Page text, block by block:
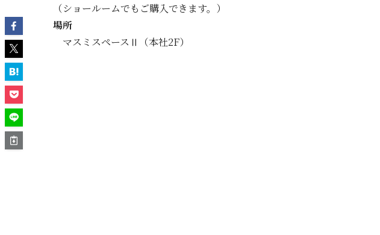
（ショールームでもご購入できます。）
場所
マスミスペースⅡ（本社2F）